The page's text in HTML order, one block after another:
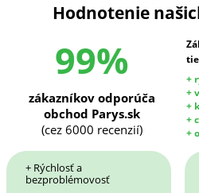
Hodnotenie
99%
+
+
+
+
+
zákazníkov odporúča
obchod Parys.sk
(cez 6000 recenzií)
+ Rýchlosť a
bezproblémovosť